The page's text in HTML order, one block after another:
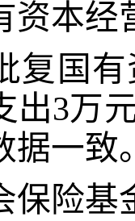
资本经
复国
出3万
据一致
保险基